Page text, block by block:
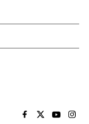
EL PAÍS BRASIL EN
EL PAÍSEL PAÍS
EL